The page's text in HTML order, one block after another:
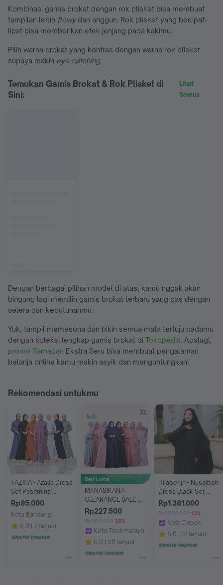
Kombinasi gamis brokat dengan rok plisket bisa membuat
tampilan lebih flowy dan anggun. Rok plisket yang berlipat-
lipat bisa memberikan efek jenjang pada kakimu.
Pilih warna brokat yang kontras dengan warna rok plisket
supaya makin eye-catching.
Temukan Gamis Brokat & Rok Plisket di
Sini:
Lihat
Semua
Dengan berbagai pilihan model di atas, kamu nggak akan
bingung lagi memilih gamis brokat terbaru yang pas dengan
selera dan kebutuhanmu.
Yuk, tampil memesona dan bikin semua mata tertuju padamu
dengan koleksi lengkap gamis brokat di Tokopedia. Apalagi,
promo Ramadan Ekstra Seru bisa membuat pengalaman
belanja online kamu makin asyik dan menguntungkan!
Rekomendasi untukmu
TAZKIA - Azalia Dress
Set Pashmina
Setelan Muslim
Gamis Kerudung
Airflow Crinkle Polos
Kancing One Set
Rp95.000
Kota Bandung
Tazkia Hijab Store
5.0 7 terjual
Beli Lokal
MANASIKANA
CLEARANCE SALE
Nadia gamis polos
syari set jilbab
Rp227.500
Rp350.000 35%
Kota Tasikmalaya
Manasikana
5.0 29 terjual
Hijaberlin - Nusaibah
Dress Black Set
Khimar FK Mazen
Anti UV Gamis Syar'i
Umroh
Rp1.381.000
Rp1.590.00013%
Kota Depok
Hijaberlin
5.0 17 terjual